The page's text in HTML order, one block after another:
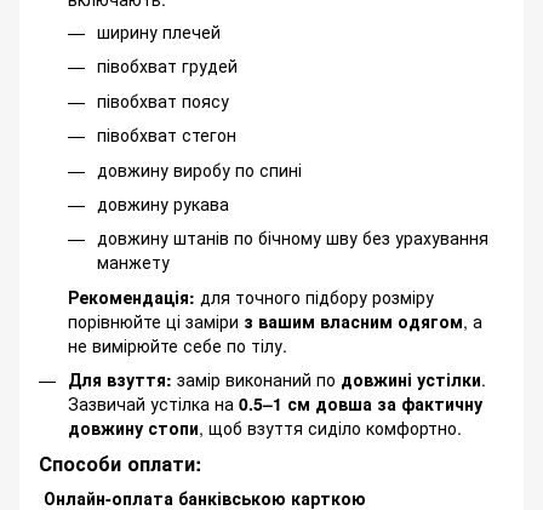
ширину плечей
півобхват грудей
півобхват поясу
півобхват стегон
довжину виробу по спині
довжину рукава
довжину штанів по бічному шву без урахування
манжету
Рекомендація: для точного підбору розміру
порівнюйте ці заміри з вашим власним одягом, а
не вимірюйте себе по тілу.
Для взуття: замір виконаний по довжині устілки.
Зазвичай устілка на 0.5–1 см довша за фактичну
довжину стопи, щоб взуття сиділо комфортно.
Способи оплати:
Онлайн-оплата банківською карткою